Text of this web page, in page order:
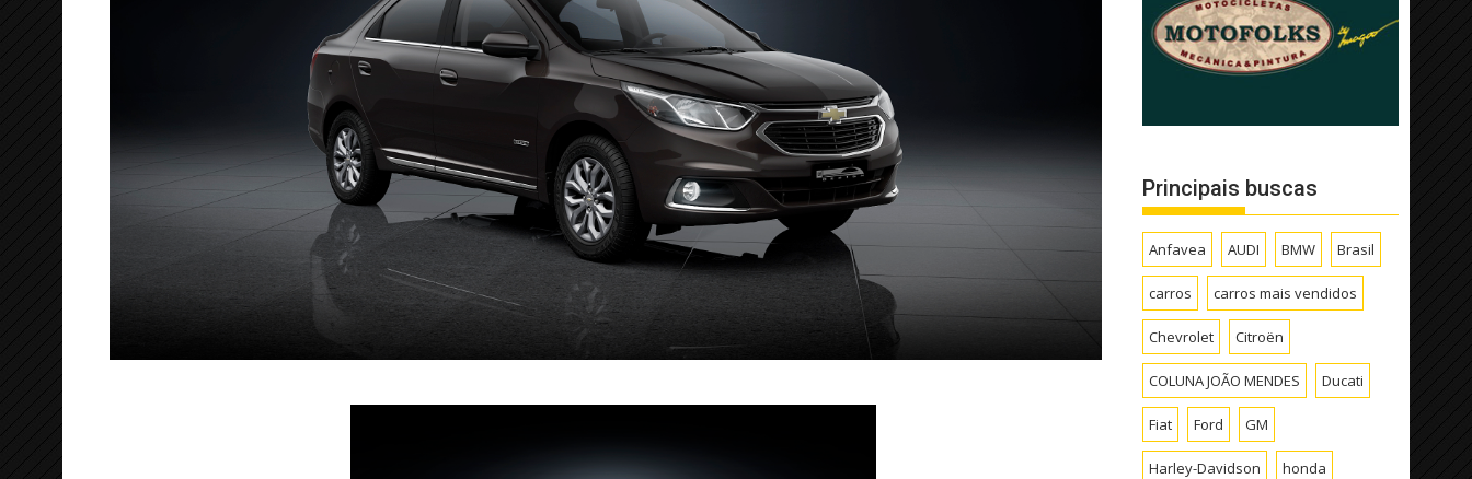
Principais buscas
Anfavea AUDI BMW Brasil
carros carros mais vendidos
Chevrolet Citroën
COLUNA JOÃO MENDES Ducati
Fiat Ford GM
Harley-Davidson honda